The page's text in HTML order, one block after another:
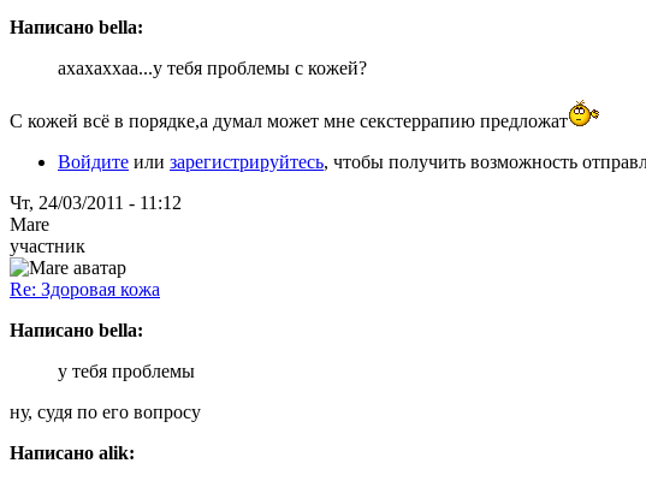
Написано bella:
ахахаххаа...у тебя проблемы с кожей?
С кожей всё в порядке,а думал может мне секстеррапию предложат
Войдите или зарегистрируйтесь, чтобы получить возможность
Чт, 24/03/2011 - 11:12
Mare
участник
Re: Здоровая кожа
Написано bella:
у тебя проблемы
ну, судя по его вопросу
Написано alik: